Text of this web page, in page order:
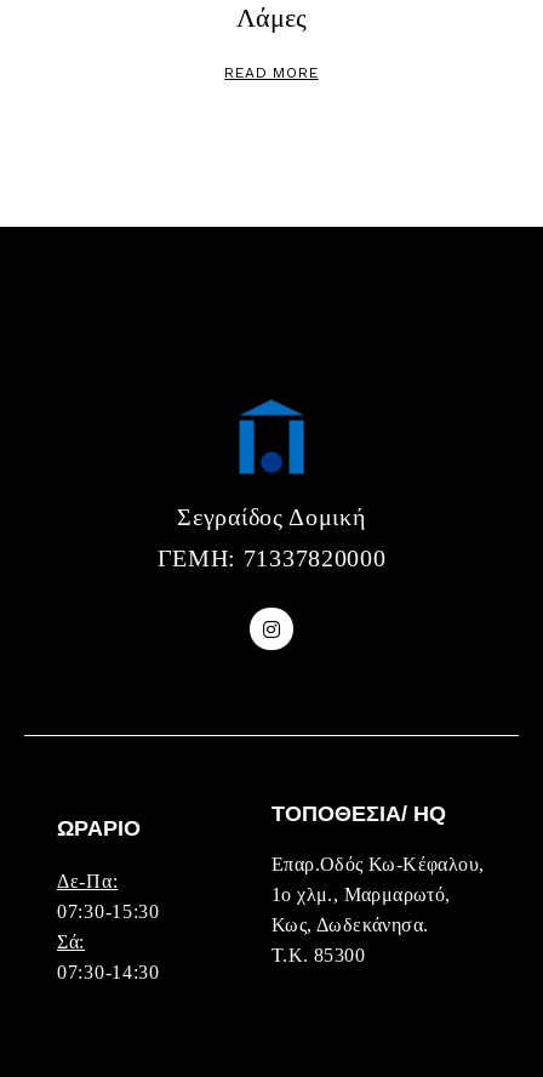
Λάμες
READ MORE
Σεγραίδος Δομική
ΓΕΜΗ: 71337820000
ΩΡΑΡΙΟ
Δε-Πα:
07:30-15:30
Σά:
07:30-14:30
ΤΟΠΟΘΕΣΙΑ/ HQ
Επαρ.Οδός Κω-Κέφαλου,
1ο χλμ., Μαρμαρωτό,
Κως, Δωδεκάνησα.
Τ.Κ. 85300